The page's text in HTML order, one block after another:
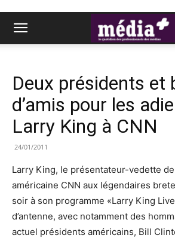
Deux présidents et
d’amis pour les
Larry King à CNN
24/01/2011
Larry King, le présentateur-vedette
américaine CNN aux légendaires
soir à son programme «Larry King
d’antenne, avec notamment des
actuel présidents américains, Bill